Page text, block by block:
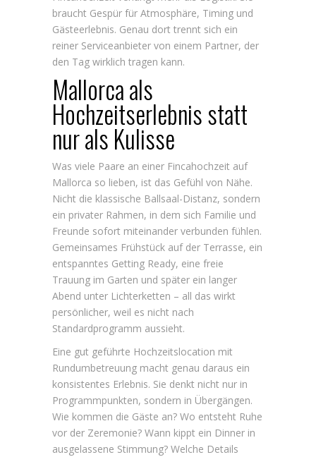
braucht Gespür für Atmosphäre, Timing und
Gästeerlebnis. Genau dort trennt sich ein
reiner Serviceanbieter von einem Partner, der
den Tag wirklich tragen kann.
Mallorca als
Hochzeitserlebnis statt
nur als Kulisse
Was viele Paare an einer Fincahochzeit auf
Mallorca so lieben, ist das Gefühl von Nähe.
Nicht die klassische Ballsaal-Distanz, sondern
ein privater Rahmen, in dem sich Familie und
Freunde sofort miteinander verbunden fühlen.
Gemeinsames Frühstück auf der Terrasse, ein
entspanntes Getting Ready, eine freie
Trauung im Garten und später ein langer
Abend unter Lichterketten – all das wirkt
persönlicher, weil es nicht nach
Standardprogramm aussieht.
Eine gut geführte Hochzeitslocation mit
Rundumbetreuung macht genau daraus ein
konsistentes Erlebnis. Sie denkt nicht nur in
Programmpunkten, sondern in Übergängen.
Wie kommen die Gäste an? Wo entsteht Ruhe
vor der Zeremonie? Wann kippt ein Dinner in
ausgelassene Stimmung? Welche Details